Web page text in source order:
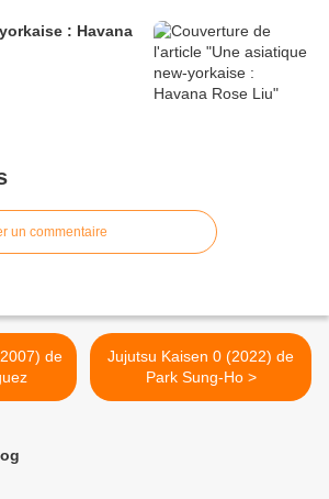
: Havana
un commentaire
Jujutsu Kaisen 0 (2022) de
Park Sung-Ho >